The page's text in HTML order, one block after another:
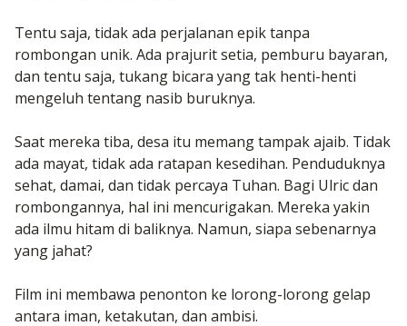
Tentu saja, tidak ada perjalanan epik tanpa
rombongan unik. Ada prajurit setia, pemburu bayaran,
dan tentu saja, tukang bicara yang tak henti-henti
mengeluh tentang nasib buruknya.
Saat mereka tiba, desa itu memang tampak ajaib. Tidak
ada mayat, tidak ada ratapan kesedihan. Penduduknya
sehat, damai, dan tidak percaya Tuhan. Bagi Ulric dan
rombongannya, hal ini mencurigakan. Mereka yakin
ada ilmu hitam di baliknya. Namun, siapa sebenarnya
yang jahat?
Film ini membawa penonton ke lorong-lorong gelap
antara iman, ketakutan, dan ambisi.